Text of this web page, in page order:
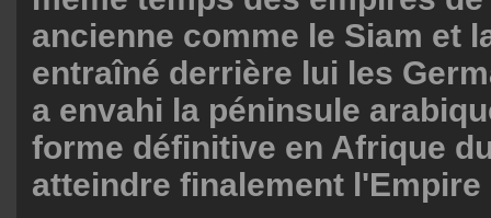
ancienne comme le Siam et
entraîné derrière lui les
a envahi la péninsule
forme définitive en Afrique
atteindre finalement l'Empire